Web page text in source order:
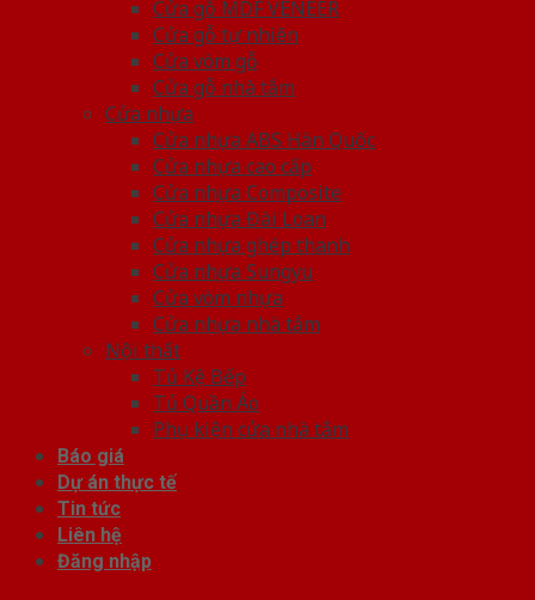
Cửa gỗ MDF VENEER
Cửa gỗ tự nhiên
Cửa vòm gỗ
Cửa gỗ nhà tắm
Cửa nhựa
Cửa nhựa ABS Hàn Quốc
Cửa nhựa cao cấp
Cửa nhựa Composite
Cửa nhựa Đài Loan
Cửa nhựa ghép thanh
Cửa nhựa Sungyu
Cửa vòm nhựa
Cửa nhựa nhà tắm
Nội thất
Tủ Kệ Bếp
Tủ Quần Áo
Phụ kiện cửa nhà tắm
Báo giá
Dự án thực tế
Tin tức
Liên hệ
Đăng nhập